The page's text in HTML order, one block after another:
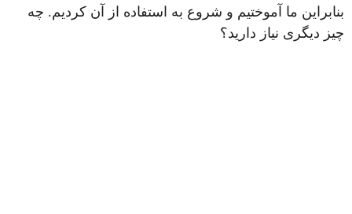
بنابراین ما آموختیم و شروع به استفاده از آن کردیم. چه
چیز دیگری نیاز دارید؟